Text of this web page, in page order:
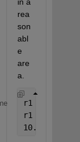
rea
son
abl
e
are
a.
r1 =
r1 =